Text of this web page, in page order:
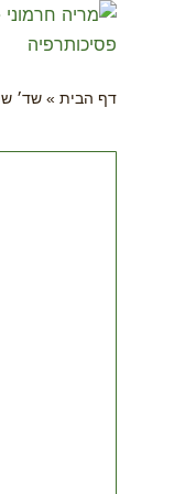
דף הבית » שד׳